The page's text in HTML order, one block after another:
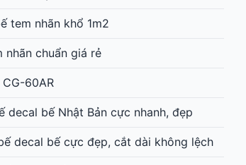
tem nhãn khổ 1m2
nhãn chuẩn giá rẻ
60AR
decal bế Nhật Bản cực nhanh, đẹp
decal bế cực đẹp, cắt dài không lệch